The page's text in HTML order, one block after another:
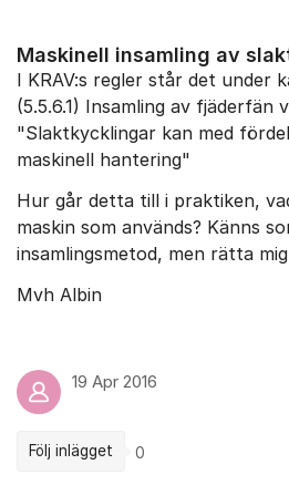
Maskinell insamling av
I KRAV:s regler står det under
(5.5.6.1) Insamling av fjäderfän
"Slaktkycklingar kan med
maskinell hantering"
Hur går detta till i praktiken,
maskin som används? Känns
insamlingsmetod, men rätta
Mvh Albin
19 Apr 2016
Följ inlägget 0